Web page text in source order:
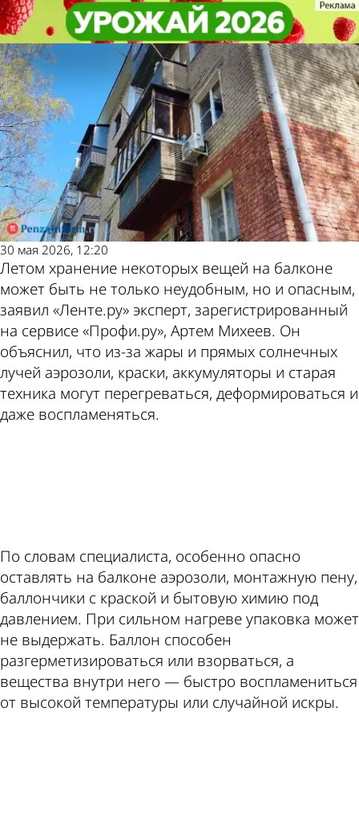
Названы опасные для хранения
на балконе в жару вещи
В стране и
мире
30 мая 2026, 12:20
Летом хранение некоторых вещей на балконе
может быть не только неудобным, но и опасным,
заявил «Ленте.ру» эксперт, зарегистрированный
на сервисе «Профи.ру», Артем Михеев. Он
объяснил, что из-за жары и прямых солнечных
лучей аэрозоли, краски, аккумуляторы и старая
техника могут перегреваться, деформироваться и
даже воспламеняться.
По словам специалиста, особенно опасно
оставлять на балконе аэрозоли, монтажную пену,
баллончики с краской и бытовую химию под
давлением. При сильном нагреве упаковка может
не выдержать. Баллон способен
разгерметизироваться или взорваться, а
вещества внутри него — быстро воспламениться
от высокой температуры или случайной искры.
Названы опасные для хранения
на балконе в жару вещи
В стране и
мире
Другие
новости по
теме
Погода и
курсы
валют в
Пензе